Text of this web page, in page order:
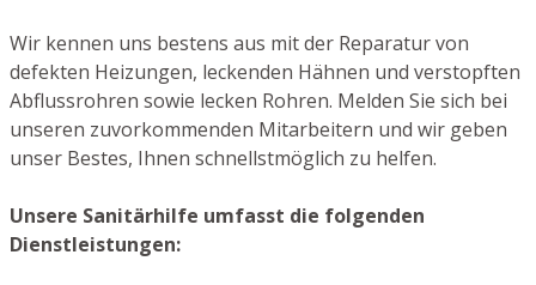
Wir kennen uns bestens aus mit der Reparatur von
defekten Heizungen, leckenden Hähnen und verstopften
Abflussrohren sowie lecken Rohren. Melden Sie sich bei
unseren zuvorkommenden Mitarbeitern und wir geben
unser Bestes, Ihnen schnellstmöglich zu helfen.
Unsere Sanitärhilfe umfasst die folgenden
Dienstleistungen: